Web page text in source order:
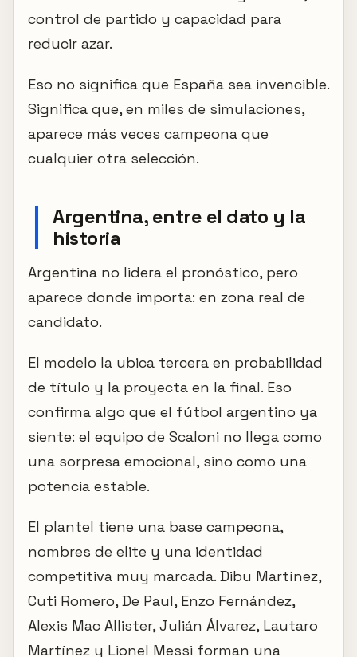
control de partido y capacidad para
reducir azar.
Eso no significa que España sea invencible.
Significa que, en miles de simulaciones,
aparece más veces campeona que
cualquier otra selección.
Argentina, entre el dato y la
historia
Argentina no lidera el pronóstico, pero
aparece donde importa: en zona real de
candidato.
El modelo la ubica tercera en probabilidad
de título y la proyecta en la final. Eso
confirma algo que el fútbol argentino ya
siente: el equipo de Scaloni no llega como
una sorpresa emocional, sino como una
potencia estable.
El plantel tiene una base campeona,
nombres de elite y una identidad
competitiva muy marcada. Dibu Martínez,
Cuti Romero, De Paul, Enzo Fernández,
Alexis Mac Allister, Julián Álvarez, Lautaro
Martínez y Lionel Messi forman una